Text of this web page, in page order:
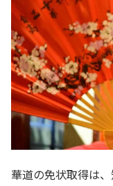
華道の免状取得は